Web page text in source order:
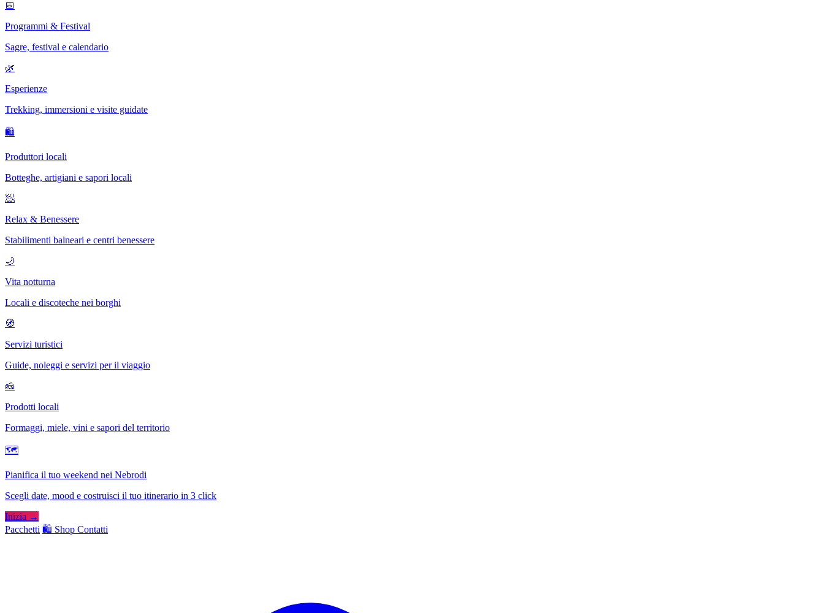
📅
Programmi & Festival
Sagre, festival e calendario
🌿
Esperienze
Trekking, immersioni e visite guidate
🛍
Produttori locali
Botteghe, artigiani e sapori locali
🧖
Relax & Benessere
Stabilimenti balneari e centri benessere
🌙
Vita notturna
Locali e discoteche nei borghi
🧭
Servizi turistici
Guide, noleggi e servizi per il viaggio
🧀
Prodotti locali
Formaggi, miele, vini e sapori del territorio
🗺
Pianifica il tuo weekend nei Nebrodi
Scegli date, mood e costruisci il tuo itinerario in 3 click
Inizia →
Pacchetti 🛍️ Shop Contatti